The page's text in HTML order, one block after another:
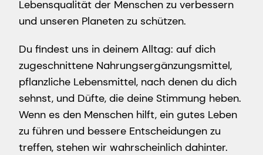
Lebensqualität der Menschen zu verbessern
und unseren Planeten zu schützen.
Du findest uns in deinem Alltag: auf dich
zugeschnittene Nahrungsergänzungsmittel,
pflanzliche Lebensmittel, nach denen du dich
sehnst, und Düfte, die deine Stimmung heben.
Wenn es den Menschen hilft, ein gutes Leben
zu führen und bessere Entscheidungen zu
treffen, stehen wir wahrscheinlich dahinter.